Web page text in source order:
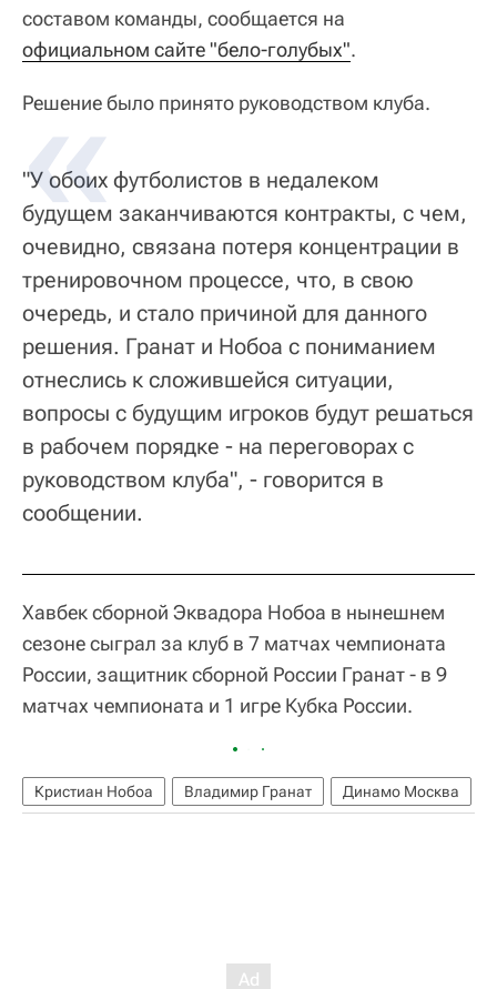
составом команды, сообщается на
официальном сайте "бело-голубых".
Решение было принято руководством клуба.
"У обоих футболистов в недалеком
будущем заканчиваются контракты, с чем,
очевидно, связана потеря концентрации в
тренировочном процессе, что, в свою
очередь, и стало причиной для данного
решения. Гранат и Нобоа с пониманием
отнеслись к сложившейся ситуации,
вопросы с будущим игроков будут решаться
в рабочем порядке - на переговорах с
руководством клуба", - говорится в
сообщении.
Хавбек сборной Эквадора Нобоа в нынешнем
сезоне сыграл за клуб в 7 матчах чемпионата
России, защитник сборной России Гранат - в 9
матчах чемпионата и 1 игре Кубка России.
Кристиан Нобоа Владимир Гранат Динамо Москва